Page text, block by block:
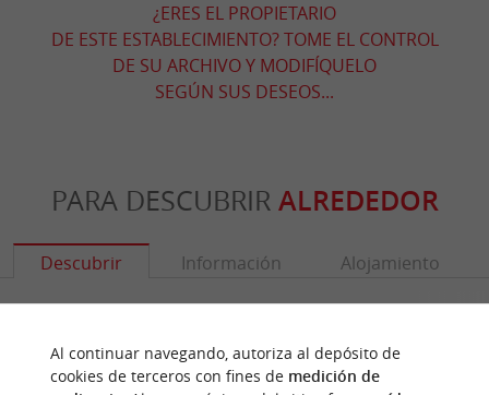
¿ERES EL PROPIETARIO
DE ESTE ESTABLECIMIENTO? TOME EL CONTROL
DE SU ARCHIVO Y MODIFÍQUELO
SEGÚN SUS DESEOS...
PARA DESCUBRIR ALREDEDOR
Descubrir Información Alojamiento
Al continuar navegando, autoriza al depósito de
cookies de terceros con fines de medición de